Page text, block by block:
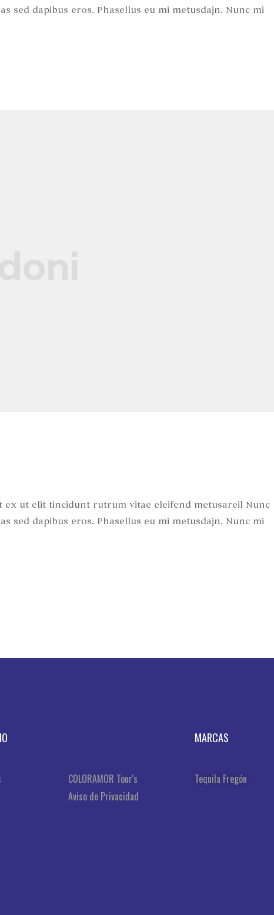
sed dapibus eros. Phasellus eu mi metusdajn. Nunc mi
ex ut elit tincidunt rutrum vitae eleifend metusareil Nunc
sed dapibus eros. Phasellus eu mi metusdajn. Nunc mi
COLORAMOR Tour's
Aviso de Privacidad
MARCAS
Tequila Fregón